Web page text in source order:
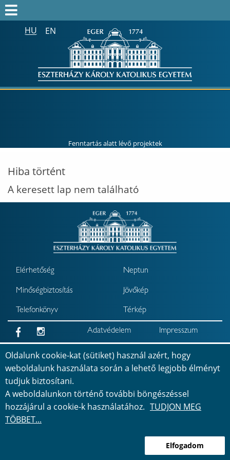
Oldalunk cookie-kat (sütiket) használ azért, hogy
weboldalunk használata során a lehető legjobb élményt
tudjuk biztosítani.
A weboldalunkon történő további böngészéssel
hozzájárul a cookie-k használatához. TUDJON MEG
TÖBBET...
Elfogadom
HU EN
FELVETTEK
Keresés az egész honlapon:
Fenntartás alatt lévő projektek
Hiba történt
A keresett lap nem található
Elérhetőség Neptun
Minőségbiztosítás Jövőkép
Telefonkönyv Térkép
Adatvédelem Impresszum
Akadálymentesítési
nyilatkozat
©2026 Minden jog fenntartva